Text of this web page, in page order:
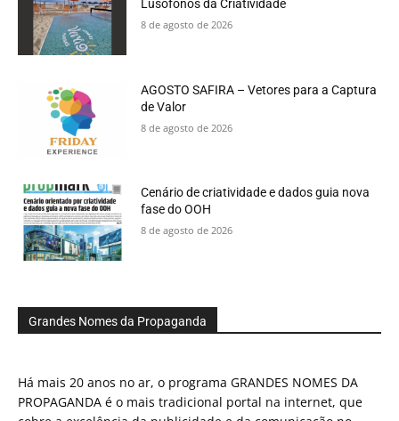
Lusófonos da Criatividade
8 de agosto de 2026
AGOSTO SAFIRA – Vetores para a Captura
de Valor
8 de agosto de 2026
Cenário de criatividade e dados guia nova
fase do OOH
8 de agosto de 2026
Grandes Nomes da Propaganda
Há mais 20 anos no ar, o programa GRANDES NOMES DA
PROPAGANDA é o mais tradicional portal na internet, que